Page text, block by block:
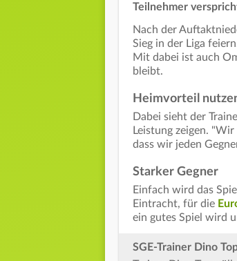
Teilnehmer
Nach der
Sieg in der Liga
Mit dabei ist auch
bleibt.
Heimvorteil
Dabei sieht der
Leistung zeigen.
dass wir jeden
Starker Gegner
Einfach wird das
Eintracht, für die
ein gutes Spiel wird
SGE-Trainer Dino